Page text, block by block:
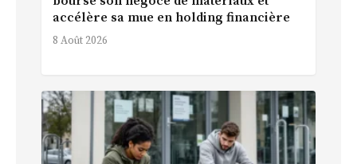
accélère sa mue en holding financière
8 Août 2026